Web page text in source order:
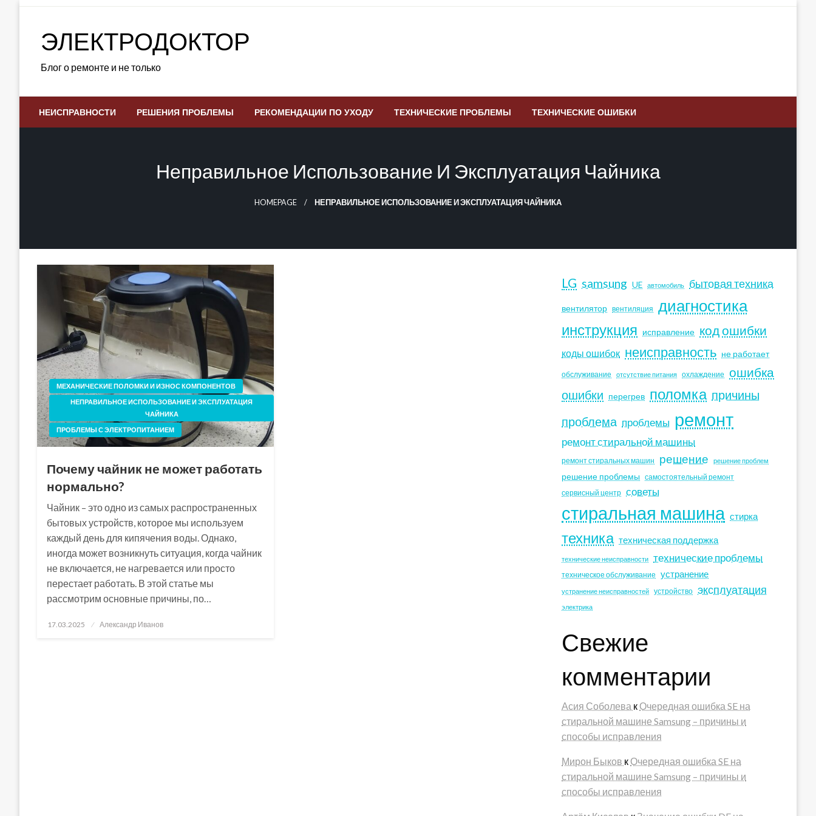
ЭЛЕКТРОДОКТОР
Блог о ремонте и не только
НЕИСПРАВНОСТИ РЕШЕНИЯ ПРОБЛЕМЫ РЕКОМЕНДАЦИИ ПО УХОДУ ТЕХНИЧЕСКИЕ ПРОБЛЕМЫ ТЕХНИЧЕСКИЕ ОШИБКИ
Неправильное Использование И Эксплуатация Чайника
HOMEPAGE НЕПРАВИЛЬНОЕ ИСПОЛЬЗОВАНИЕ И ЭКСПЛУАТАЦИЯ ЧАЙНИКА
МЕХАНИЧЕСКИЕ ПОЛОМКИ И ИЗНОС КОМПОНЕНТОВ
НЕПРАВИЛЬНОЕ ИСПОЛЬЗОВАНИЕ И ЭКСПЛУАТАЦИЯ
ЧАЙНИКА
ПРОБЛЕМЫ С ЭЛЕКТРОПИТАНИЕМ
Почему чайник не может работать
нормально?
Чайник – это одно из самых распространенных
бытовых устройств, которое мы используем
каждый день для кипячения воды. Однако,
иногда может возникнуть ситуация, когда чайник
не включается, не нагревается или просто
перестает работать. В этой статье мы
рассмотрим основные причины, по…
Posted
17.03.2025 Александр Иванов
LG samsung UE автомобиль бытовая техника
вентилятор вентиляция диагностика
инструкция исправление код ошибки
коды ошибок неисправность не работает
обслуживание отсутствие питания охлаждение
ошибка
ошибки
перегрев поломка причины
проблема проблемы ремонт
ремонт стиральной машины
ремонт стиральных машин решение решение проблем
решение проблемы самостоятельный ремонт
сервисный центр советы
стиральная машина стирка
техника техническая поддержка
технические неисправности технические проблемы
техническое обслуживание устранение
устранение неисправностей устройство эксплуатация
электрика
Свежие
комментарии
Асия Соболева к Очередная ошибка SE на
стиральной машине Samsung – причины и
способы исправления
Мирон Быков к Очередная ошибка SE на
стиральной машине Samsung – причины и
способы исправления